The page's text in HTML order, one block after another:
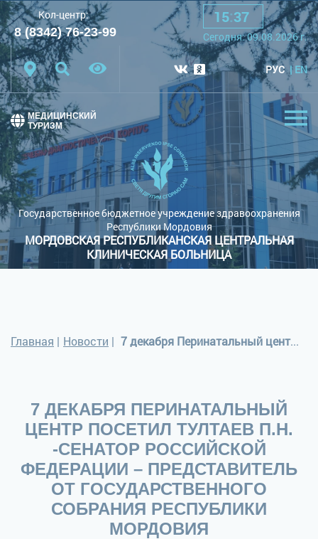
Шрифт: A A A
Цветовая схема: Черная схема
Обычный сайт
Кол-центр:
8 (8342) 76-23-99
15:37
Cегодня:09.08.2026г.
РУС EN
Государственное бюджетное учреждение здравоохранения
Республики Мордовия
МОРДОВСКАЯ РЕСПУБЛИКАНСКАЯ ЦЕНТРАЛЬНАЯ
КЛИНИЧЕСКАЯ БОЛЬНИЦА
МЕДИЦИНСКИЙ
ТУРИЗМ
Главная | Новости | 7 декабря Перинатальный центр посетил Тултаев П.Н. -Сенатор Российской Федерации – представитель от Государственного Собрания Республики Мордовия
7 ДЕКАБРЯ ПЕРИНАТАЛЬНЫЙ
ЦЕНТР ПОСЕТИЛ ТУЛТАЕВ П.Н.
-СЕНАТОР РОССИЙСКОЙ
ФЕДЕРАЦИИ – ПРЕДСТАВИТЕЛЬ
ОТ ГОСУДАРСТВЕННОГО
СОБРАНИЯ РЕСПУБЛИКИ
МОРДОВИЯ